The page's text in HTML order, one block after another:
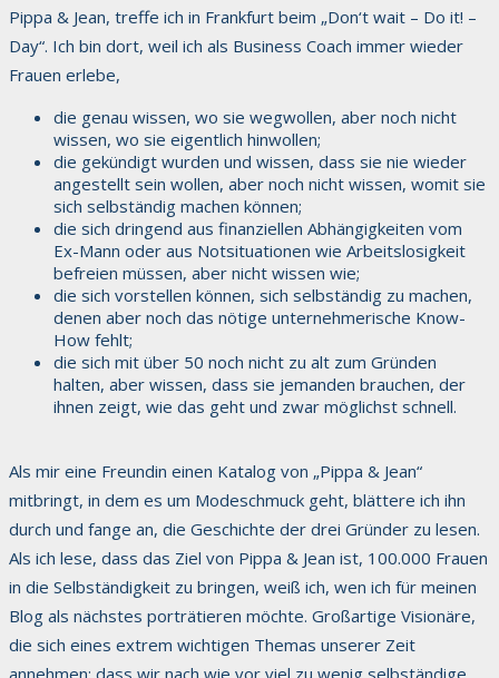
Pippa & Jean, treffe ich in Frankfurt beim „Don‘t wait – Do it! –
Day“. Ich bin dort, weil ich als Business Coach immer wieder
Frauen erlebe,​
die genau wissen, wo sie wegwollen, aber noch nicht
wissen, wo sie eigentlich hinwollen;
​die gekündigt wurden und wissen, dass sie nie wieder
angestellt sein wollen, aber noch nicht wissen, womit sie
sich selbständig machen können;
​die sich dringend aus finanziellen Abhängigkeiten vom
Ex-Mann oder aus Notsituationen wie Arbeitslosigkeit
befreien müssen, aber nicht wissen wie;
​die sich vorstellen können, sich selbständig zu machen,
denen aber noch das nötige unternehmerische Know-
How fehlt;
​die sich mit über 50 noch nicht zu alt zum Gründen
halten, aber wissen, dass sie jemanden brauchen, der
ihnen zeigt, wie das geht und zwar möglichst schnell.
Als mir eine Freundin einen Katalog von „Pippa & Jean“
mitbringt, in dem es um Modeschmuck geht, blättere ich ihn
durch und fange an, die Geschichte der drei Gründer zu lesen.
Als ich lese, dass das Ziel von Pippa & Jean ist, 100.000 Frauen
in die Selbständigkeit zu bringen, weiß ich, wen ich für meinen
Blog als nächstes porträtieren möchte. Großartige Visionäre,
die sich eines extrem wichtigen Themas unserer Zeit
annehmen: dass wir nach wie vor viel zu wenig selbständige